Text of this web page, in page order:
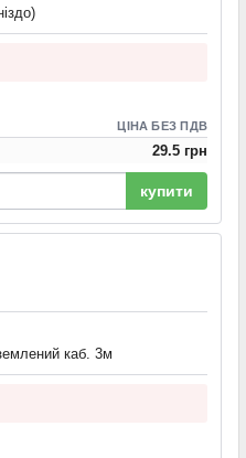
ЦІНА БЕЗ ПДВ
29.5 грн
купити
каб. 3м